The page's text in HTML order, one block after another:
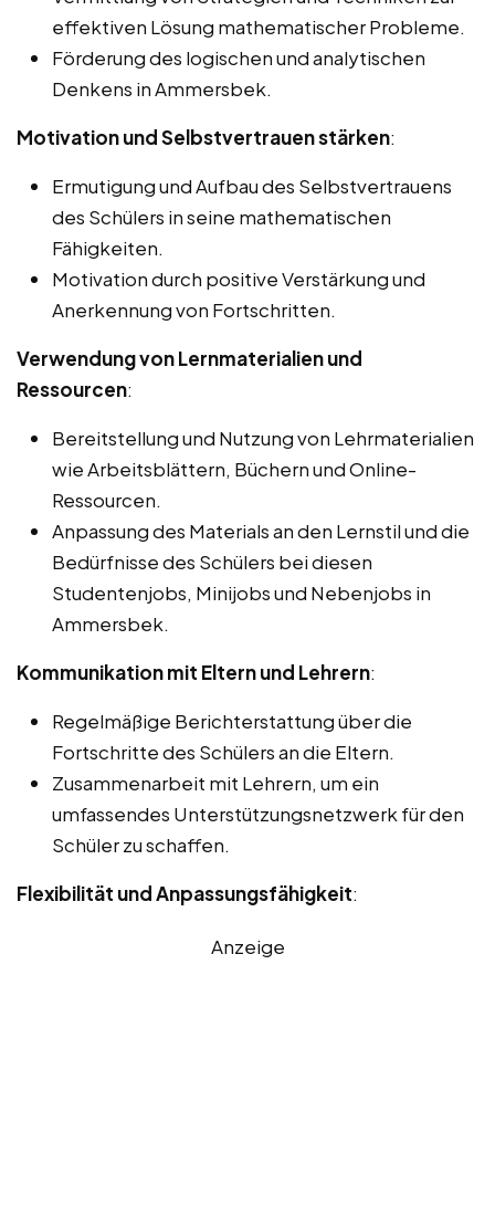
effektiven Lösung mathematischer Probleme.
Förderung des logischen und analytischen
Denkens in Ammersbek.
Motivation und Selbstvertrauen stärken:
Ermutigung und Aufbau des Selbstvertrauens
des Schülers in seine mathematischen
Fähigkeiten.
Motivation durch positive Verstärkung und
Anerkennung von Fortschritten.
Verwendung von Lernmaterialien und
Ressourcen:
Bereitstellung und Nutzung von Lehrmaterialien
wie Arbeitsblättern, Büchern und Online-
Ressourcen.
Anpassung des Materials an den Lernstil und die
Bedürfnisse des Schülers bei diesen
Studentenjobs, Minijobs und Nebenjobs in
Ammersbek.
Kommunikation mit Eltern und Lehrern:
Regelmäßige Berichterstattung über die
Fortschritte des Schülers an die Eltern.
Zusammenarbeit mit Lehrern, um ein
umfassendes Unterstützungsnetzwerk für den
Schüler zu schaffen.
Flexibilität und Anpassungsfähigkeit:
Anzeige